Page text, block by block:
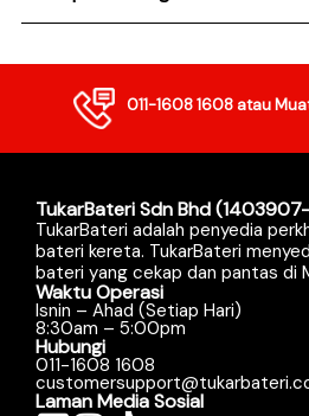
011-1608 1608atau
TukarBateri Sdn Bhd
TukarBateri adalah penyedia
bateri kereta. TukarBateri
bateri yang cekap dan pantas di
Waktu Operasi
Isnin – Ahad (Setiap Hari)
8:30am – 5:00pm
Hubungi
011-1608 1608
Laman Media Sosial